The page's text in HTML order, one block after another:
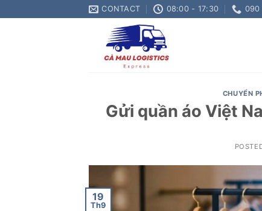
to
CONTACT 08:00 - 17:30 090
CHUYỂN
Gửi quần áo Việt
19
Th9